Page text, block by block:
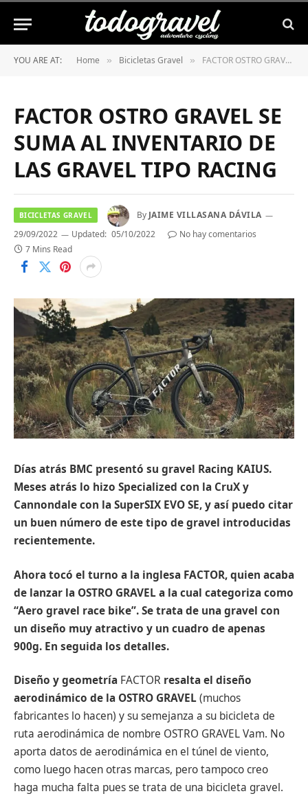
YOU ARE AT: Home » Bicicletas Gravel » FACTOR OSTRO GRAVEL SE SUMA AL INVENTARIO DE LAS GRAVEL TIPO RACING
FACTOR OSTRO GRAVEL SE
SUMA AL INVENTARIO DE
LAS GRAVEL TIPO RACING
BICICLETAS GRAVEL By JAIME VILLASANA DÁVILA
29/09/2022
Updated: 05/10/2022
No hay comentarios
7 Mins Read
Días atrás BMC presentó su gravel Racing KAIUS.
Meses atrás lo hizo Specialized con la CruX y
Cannondale con la SuperSIX EVO SE, y así puedo citar
un buen número de este tipo de gravel introducidas
recientemente.
Ahora tocó el turno a la inglesa FACTOR, quien acaba
de lanzar la OSTRO GRAVEL a la cual categoriza como
“Aero gravel race bike”. Se trata de una gravel con
un diseño muy atractivo y un cuadro de apenas
900g. En seguida los detalles.
Diseño y geometría FACTOR resalta el diseño
aerodinámico de la OSTRO GRAVEL(muchos
fabricantes lo hacen) y su semejanza a su bicicleta de
ruta aerodinámica de nombre OSTRO GRAVEL Vam. No
aporta datos de aerodinámica en el túnel de viento,
como luego hacen otras marcas, pero tampoco creo
haga mucha falta pues se trata de una bicicleta gravel.